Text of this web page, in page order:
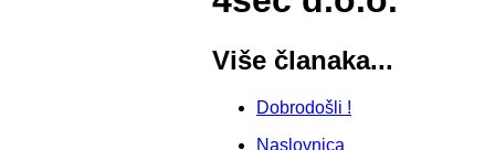
Više članaka...
Dobrodošli !
Naslovnica